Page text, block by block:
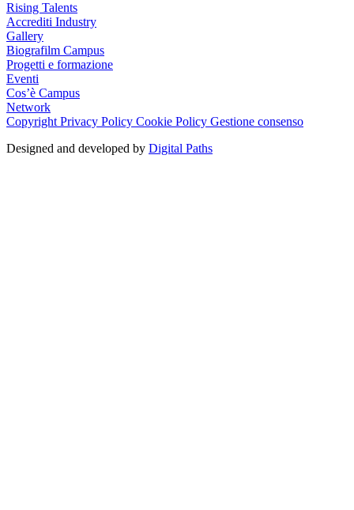
Rising Talents
Accrediti Industry
Gallery
Biografilm Campus
Progetti e formazione
Eventi
Cos’è Campus
Network
CopyrightPrivacy Policy Cookie Policy Gestione consenso
Designed and developed by Digital Paths